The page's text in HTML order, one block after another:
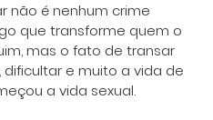
não é nenhum crime
que transforme quem o
mas o fato de transar
e muito a vida de
a vida sexual.